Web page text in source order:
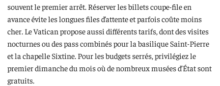
souvent le premier arrêt. Réserver les billets coupe-file en
avance évite les longues files d’attente et parfois coûte moins
cher. Le Vatican propose aussi différents tarifs, dont des visites
nocturnes ou des pass combinés pour la basilique Saint-Pierre
et la chapelle Sixtine. Pour les budgets serrés, privilégiez le
premier dimanche du mois où de nombreux musées d’État sont
gratuits.